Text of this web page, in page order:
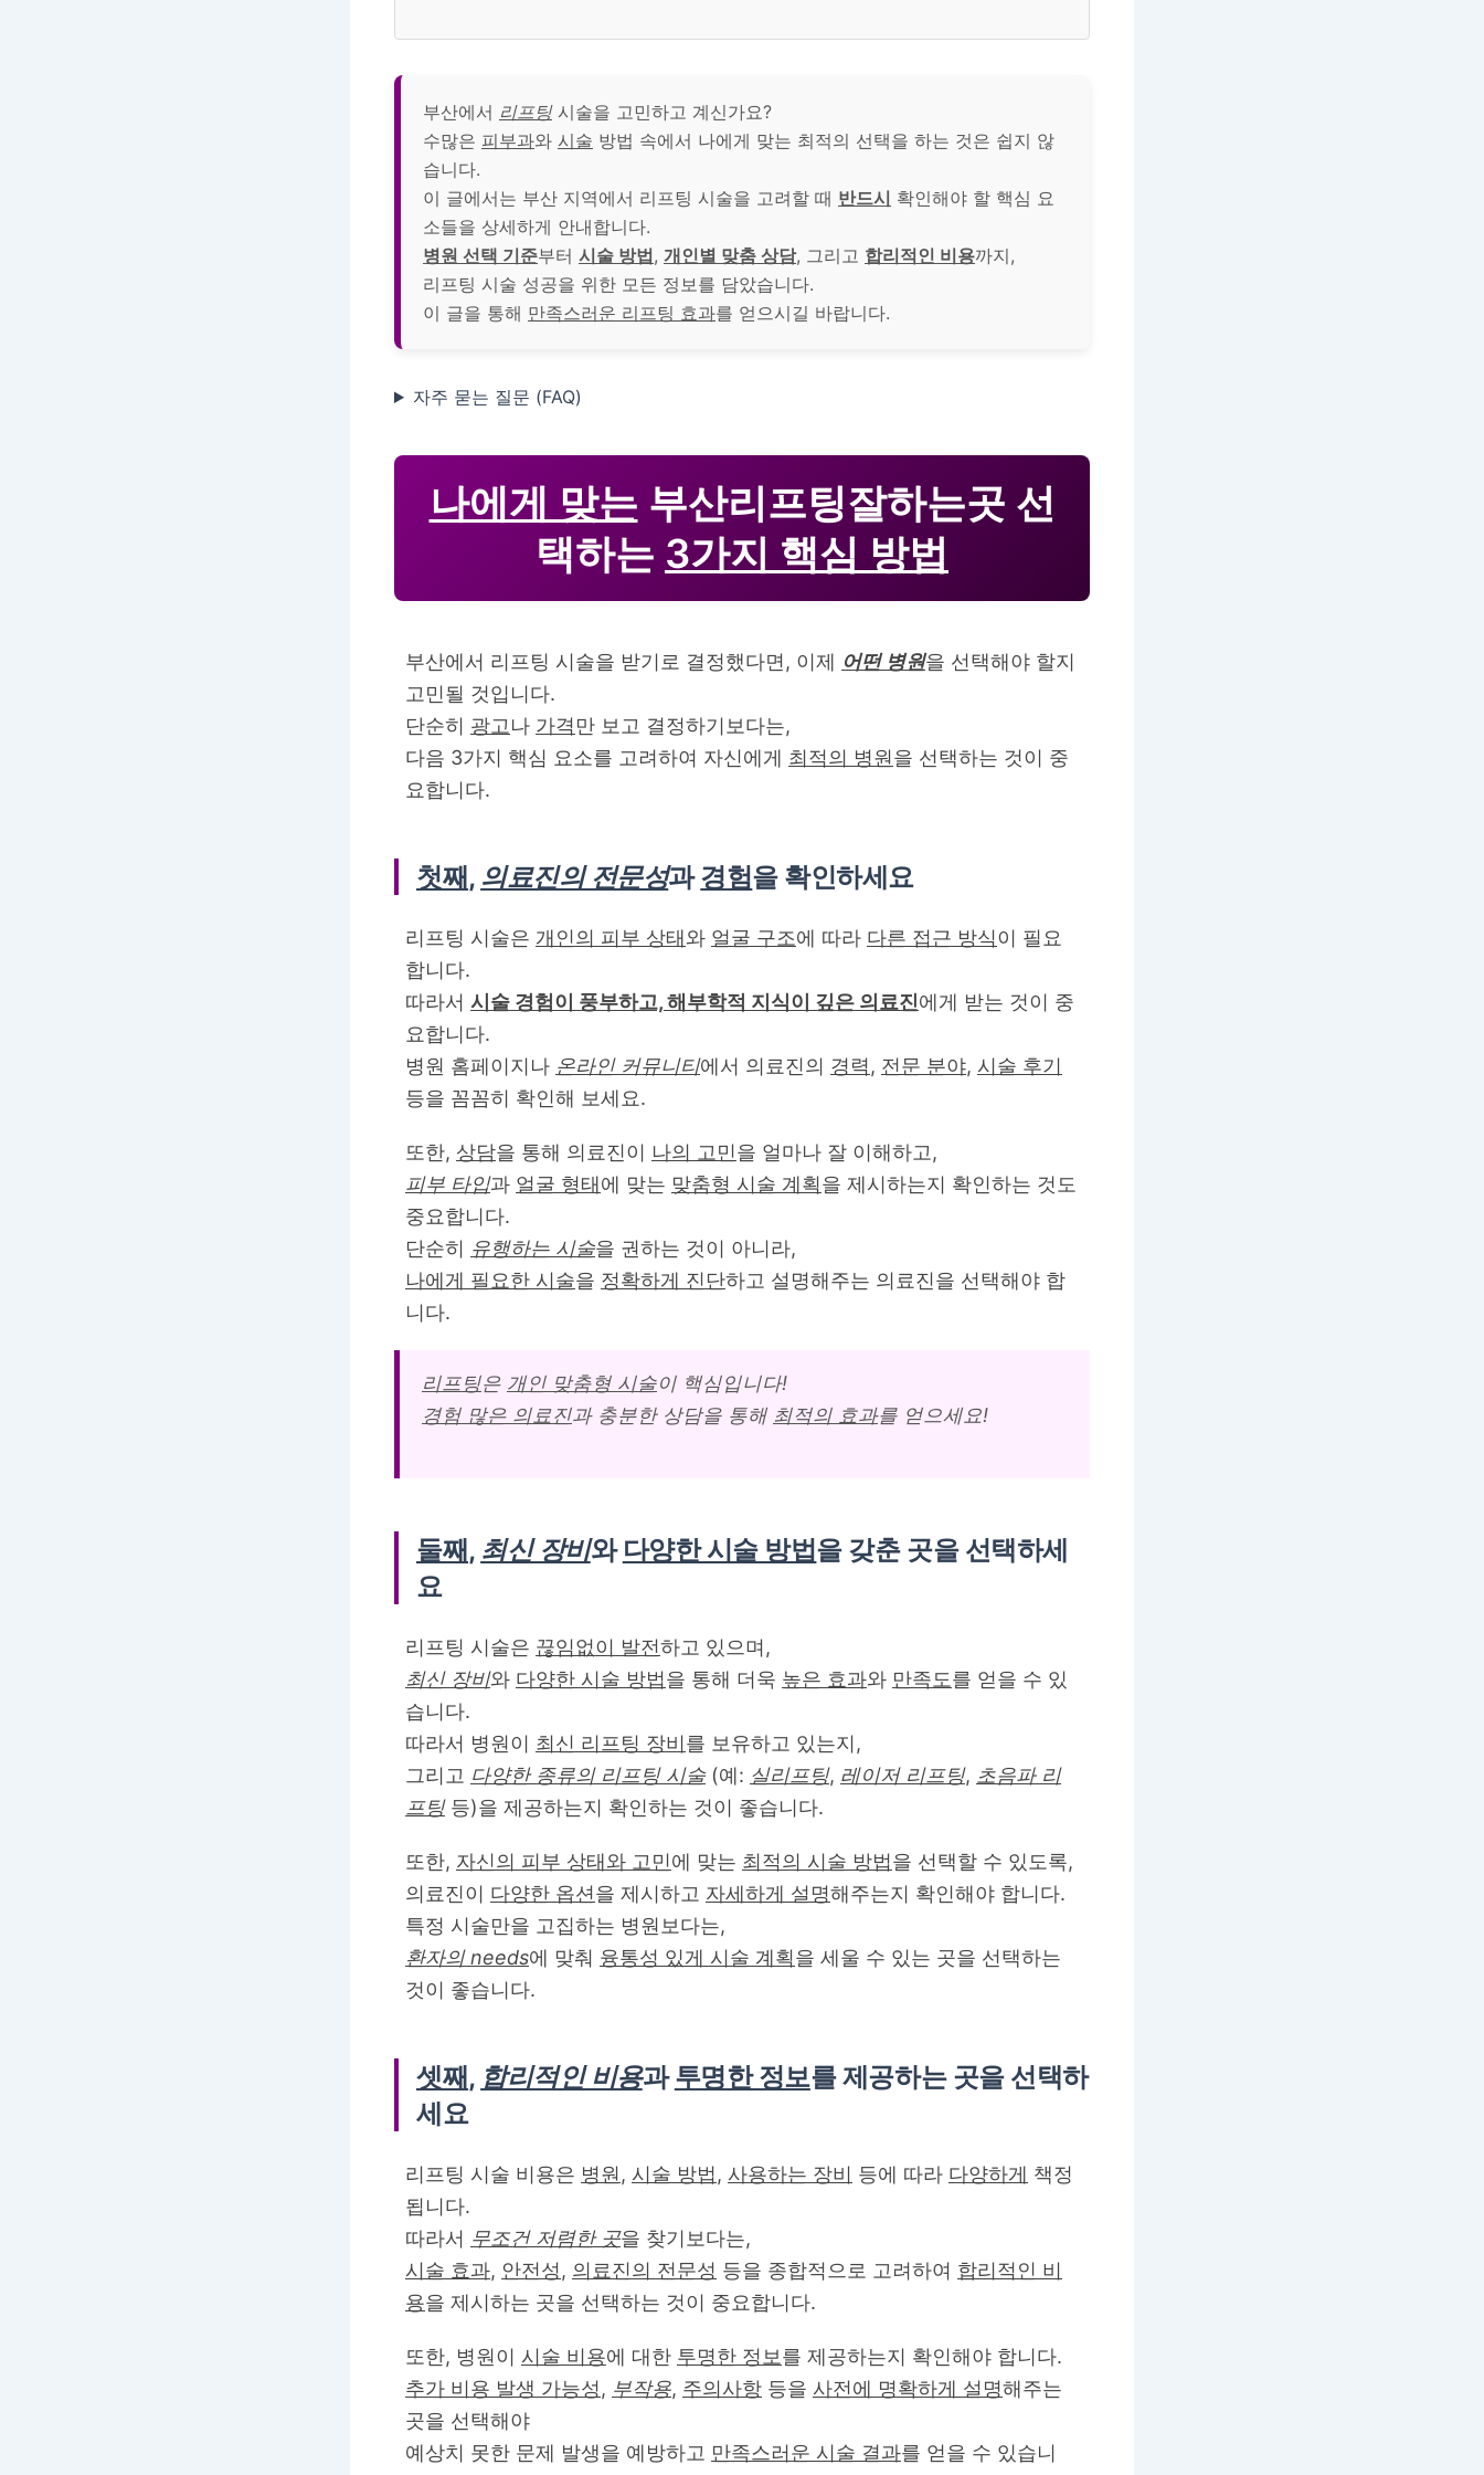
부산에서 리프팅시술을 고민하고 계신가요?
수많은 피부과와 시술 방법 속에서 나에게 맞는 최적의 선택을 하는 것은 쉽지 않
습니다.
이 글에서는 부산 지역에서 리프팅 시술을 고려할 때 반드시 확인해야 할 핵심 요
소들을 상세하게 안내합니다.
병원 선택 기준부터 시술 방법, 개인별 맞춤 상담, 그리고 합리적인 비용까지,
리프팅 시술 성공을 위한 모든 정보를 담았습니다.
이 글을 통해 만족스러운 리프팅 효과를 얻으시길 바랍니다.
자주 묻는 질문 (FAQ)
나에게 맞는 부산리프팅잘하는곳 선
택하는 3가지 핵심 방법
부산에서 리프팅 시술을 받기로 결정했다면, 이제 어떤 병원을 선택해야 할지
고민될 것입니다.
단순히 광고 나 가격만 보고 결정하기보다는,
다음 3가지 핵심 요소를 고려하여 자신에게 최적의 병원을 선택하는 것이 중
요합니다.
첫째 , 의료진의 전문성과경험을 확인하세요
리프팅 시술은 개인의 피부 상태와 얼굴 구조에 따라 다른 접근 방식이 필요
합니다.
따라서 시술 경험이 풍부하고, 해부학적 지식이 깊은 의료진에게 받는 것이 중
요합니다.
병원 홈페이지나 온라인 커뮤니티에서 의료진의 경력, 전문 분야, 시술 후기
등을 꼼꼼히 확인해 보세요.
또한, 상담을 통해 의료진이 나의 고민을 얼마나 잘 이해하고,
피부 타입과 얼굴 형태에 맞는 맞춤형 시술 계획을 제시하는지 확인하는 것도
중요합니다.
단순히 유행하는 시술을 권하는 것이 아니라,
나에게 필요한 시술을 정확하게 진단하고 설명해주는 의료진을 선택해야 합
니다.
리프팅은 개인 맞춤형 시술이 핵심입니다!
경험 많은 의료진과 충분한 상담을 통해 최적의 효과를 얻으세요!
둘째 , 최신 장비와 다양한 시술 방법을 갖춘 곳을 선택하세
요
리프팅 시술은 끊임없이 발전하고 있으며,
최신 장비와 다양한 시술 방법을 통해 더욱 높은 효과와 만족도를 얻을 수 있
습니다.
따라서 병원이 최신 리프팅 장비를 보유하고 있는지,
그리고 다양한 종류의 리프팅 시술 (예: 실리프팅, 레이저 리프팅, 초음파 리
프팅등)을 제공하는지 확인하는 것이 좋습니다.
또한, 자신의 피부 상태와 고민에 맞는 최적의 시술 방법을 선택할 수 있도록,
의료진이 다양한 옵션을 제시하고 자세하게 설명해주는지 확인해야 합니다.
특정 시술만을 고집하는 병원보다는,
환자의 needs에 맞춰 융통성 있게 시술 계획을 세울 수 있는 곳을 선택하는
것이 좋습니다.
셋째 , 합리적인 비용과투명한 정보를 제공하는 곳을 선택하
세요
리프팅 시술 비용은 병원 , 시술 방법 , 사용하는 장비 등에 따라 다양하게 책정
됩니다.
따라서 무조건 저렴한 곳을 찾기보다는,
시술 효과, 안전성, 의료진의 전문성 등을 종합적으로 고려하여 합리적인 비
용을 제시하는 곳을 선택하는 것이 중요합니다.
또한, 병원이 시술 비용에 대한 투명한 정보를 제공하는지 확인해야 합니다.
추가 비용 발생 가능성, 부작용, 주의사항 등을 사전에 명확하게 설명해주는
곳을 선택해야
예상치 못한 문제 발생을 예방하고 만족스러운 시술 결과를 얻을 수 있습니